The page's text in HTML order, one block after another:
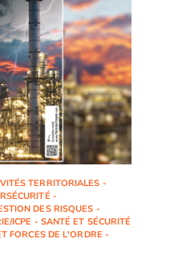
TERRITORIALES -
-
DES RISQUES -
ICPE - SANTÉ ET SÉCURITÉ
FORCES DE L'ORDRE -